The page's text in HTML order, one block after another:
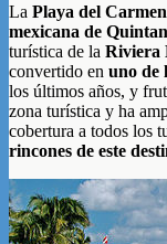
La Playa del Carmen
mexicana de
turística de la Riviera
convertido en uno de
los últimos años, y
zona turística y ha
cobertura a todos los
rincones de este